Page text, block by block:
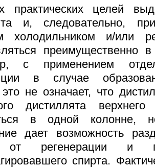
практических целей
и, следовательно,
холодильником и/или
преимущественно
с применением
в случае
это не означает, что
дистиллята
в одной колонне,
дает возможность
от регенерации и
спирта.